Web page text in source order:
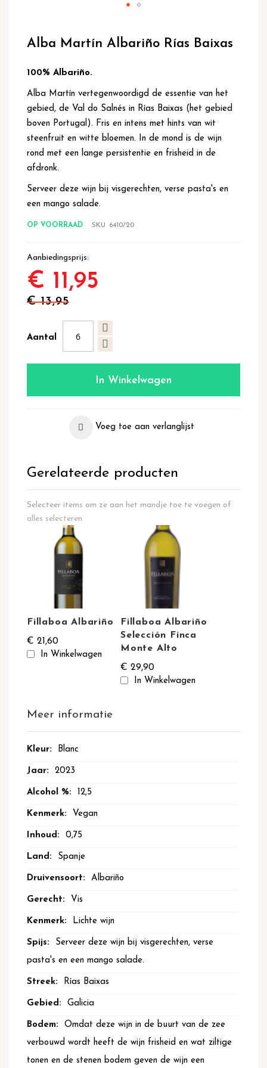
het
van
afbeeldingen-
gallerij
Alba Martín Albariño Rías Baixas
100% Albariño.
Alba Martín vertegenwoordigd de essentie van het
gebied, de Val do Salnés in Rías Baixas (het gebied
boven Portugal). Fris en intens met hints van wit
steenfruit en witte bloemen. In de mond is de wijn
rond met een lange persistentie en frisheid in de
afdronk.
Serveer deze wijn bij visgerechten, verse pasta's en
een mango salade.
OP VOORRAAD SKU 6410/20
Aanbiedingsprijs
€ 11,95
€ 13,95
Aantal
In Winkelwagen
Voeg toe aan verlanglijst
Meer informatie
Meer
Blanc
2023
12,5
Vegan
0,75
Spanje
Albariño
Vis
Lichte wijn
Serveer deze wijn bij visgerechten, verse
pasta's en een mango salade.
Rías Baixas
Galicia
Omdat deze wijn in de buurt van de zee
verbouwd wordt heeft de wijn frisheid en wat ziltige
tonen en de stenen bodem geven de wijn een
Gerelateerde producten
Selecteer items om ze aan het mandje toe te voegen of
alles selecteren
Fillaboa Albariño
€ 21,60
In Winkelwagen
Fillaboa Albariño
Selección Finca
Monte Alto
€ 29,90
In Winkelwagen